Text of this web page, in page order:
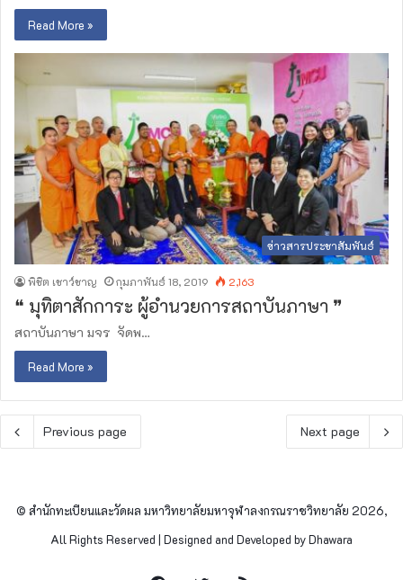
Read More »
ข่าวสารประชาสัมพันธ์
พิชิต เชาว์ชาญ กุมภาพันธ์ 18, 2019 2,163
❝ มุทิตาสักการะ ผู้อำนวยการสถาบันภาษา ❞
สถาบันภาษา มจร จัดพ…
Read More »
Previous page Next page
© สำนักทะเบียนและวัดผล มหาวิทยาลัยมหาจุฬาลงกรณราชวิทยาลัย 2026,
All Rights Reserved | Designed and Developed by Dhawara